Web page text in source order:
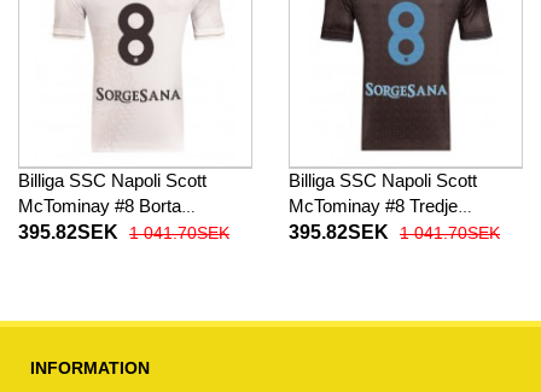
Billiga SSC Napoli Scott
McTominay #8 Borta
fotbollskläder 2025-26
395.82SEK 1 041.70SEK
Billiga SSC Napoli Scott
McTominay #8 Tredje
fotbollskläder 2025-26
395.82SEK 1 041.70SEK
INFORMATION